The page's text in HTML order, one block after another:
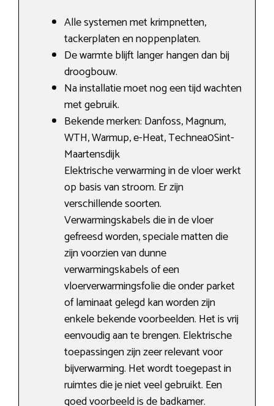
Alle systemen met krimpnetten,
tackerplaten en noppenplaten.
De warmte blijft langer hangen dan bij
droogbouw.
Na installatie moet nog een tijd wachten
met gebruik.
Bekende merken: Danfoss, Magnum,
WTH, Warmup, e-Heat, Technea0Sint-
Maartensdijk
Elektrische verwarming in de vloer werkt
op basis van stroom. Er zijn
verschillende soorten.
Verwarmingskabels die in de vloer
gefreesd worden, speciale matten die
zijn voorzien van dunne
verwarmingskabels of een
vloerverwarmingsfolie die onder parket
of laminaat gelegd kan worden zijn
enkele bekende voorbeelden. Het is vrij
eenvoudig aan te brengen. Elektrische
toepassingen zijn zeer relevant voor
bijverwarming. Het wordt toegepast in
ruimtes die je niet veel gebruikt. Een
goed voorbeeld is de badkamer.